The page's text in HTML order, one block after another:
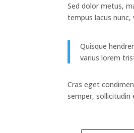
Sed dolor metus,
tempus lacus
Quisque
varius lorem
Cras eget
semper, sollicitudin